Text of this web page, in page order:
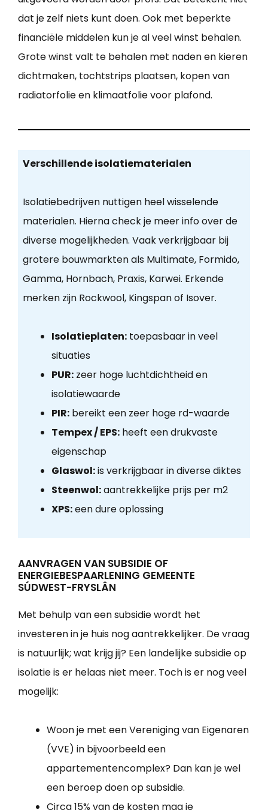
dat je zelf niets kunt doen. Ook met beperkte
financiële middelen kun je al veel winst behalen.
Grote winst valt te behalen met naden en kieren
dichtmaken, tochtstrips plaatsen, kopen van
radiatorfolie en klimaatfolie voor plafond.
Verschillende isolatiematerialen
Isolatiebedrijven nuttigen heel wisselende
materialen. Hierna check je meer info over de
diverse mogelijkheden. Vaak verkrijgbaar bij
grotere bouwmarkten als Multimate, Formido,
Gamma, Hornbach, Praxis, Karwei. Erkende
merken zijn Rockwool, Kingspan of Isover.
Isolatieplaten:toepasbaar in veel
situaties
PUR:zeer hoge luchtdichtheid en
isolatiewaarde
PIR:bereikt een zeer hoge rd-waarde
Tempex / EPS:heeft een drukvaste
eigenschap
Glaswol:is verkrijgbaar in diverse diktes
Steenwol:aantrekkelijke prijs per m2
XPS:een dure oplossing
AANVRAGEN VAN SUBSIDIE OF
ENERGIEBESPAARLENING GEMEENTE
SÚDWEST-FRYSLÂN
Met behulp van een subsidie wordt het
investeren in je huis nog aantrekkelijker. De vraag
is natuurlijk; wat krijg jij? Een landelijke subsidie op
isolatie is er helaas niet meer. Toch is er nog veel
mogelijk:
Woon je met een Vereniging van Eigenaren
(VVE) in bijvoorbeeld een
appartementencomplex? Dan kan je wel
een beroep doen op subsidie.
Circa 15% van de kosten mag je